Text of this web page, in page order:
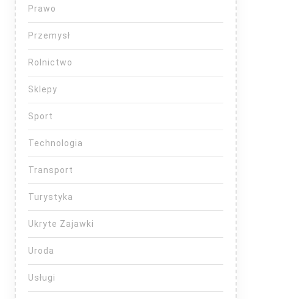
Prawo
Przemysł
Rolnictwo
Sklepy
Sport
Technologia
Transport
Turystyka
Ukryte Zajawki
Uroda
Usługi